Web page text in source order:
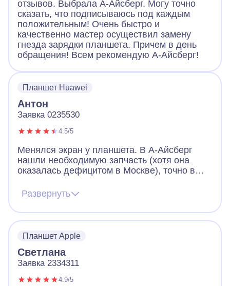
отзывов. Выбрала А-Айсберг. Могу точно
сказать, что подписываюсь под каждым
положительным! Очень быстро и
качественно мастер осуществил замену
гнезда зарядки планшета. Причем в день
обращения! Всем рекомендую А-Айсберг!
Планшет Huawei
Антон
Заявка 0235530
4.5/5
Менялся экран у планшета. В А-Айсберг
нашли необходимую запчасть (хотя она
оказалась дефицитом в Москве), точно в
быстро и качественно произвёл замену. При
этом мастер отвечал на вопросы, связанные
с эксплуатацией и возможным ремонтом.
Впечатления - только положительные.
Развернуть
Планшет Apple
Светлана
Заявка 2334311
4.9/5